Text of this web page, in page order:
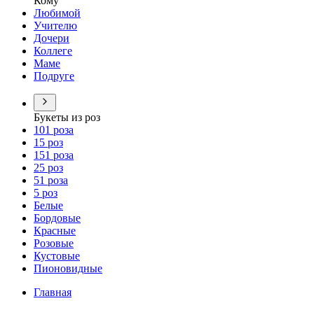
Любимой
Учителю
Дочери
Коллеге
Маме
Подруге
Букеты из роз
101 роза
15 роз
151 роза
25 роз
51 роза
5 роз
Белые
Бордовые
Красные
Розовые
Кустовые
Пионовидные
Главная